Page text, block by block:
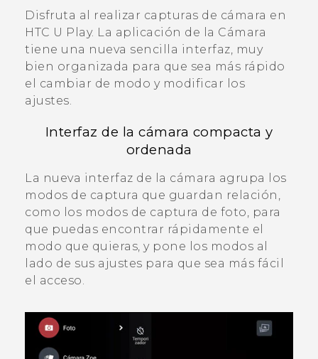
AYUDA
Dispositivos y accesorios HTC
Iniciar sesión
Disfruta al realizar capturas de cámara en
HTC U Play. La aplicación de la Cámara
tiene una nueva sencilla interfaz, muy
bien organizada para que sea más rápido
el cambiar de modo y modificar los
ajustes.
Interfaz de la cámara compacta y
ordenada
La nueva interfaz de la cámara agrupa los
modos de captura que guardan relación,
como los modos de captura de foto, para
que puedas encontrar rápidamente el
modo que quieras, y pone los modos al
lado de sus ajustes para que sea más fácil
el acceso.